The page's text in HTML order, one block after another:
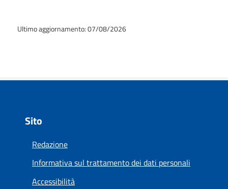
Ultimo aggiornamento: 07/08/2026
Sito
Redazione
Informativa sul trattamento dei dati personali
Accessibilità